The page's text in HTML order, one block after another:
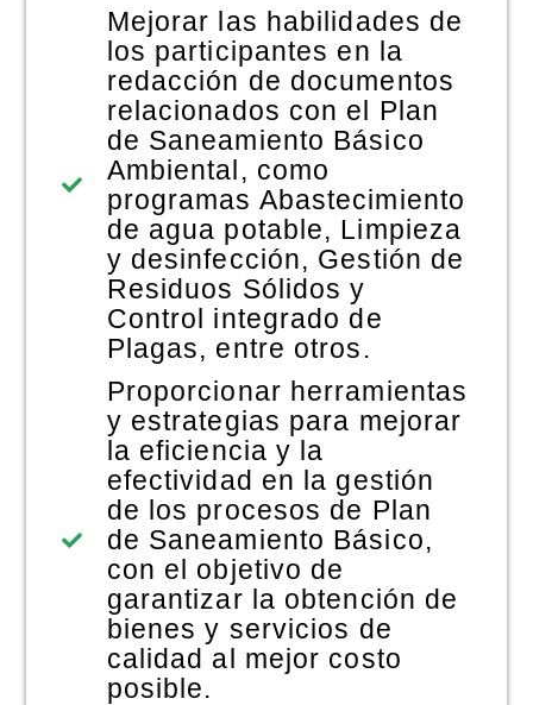
Mejorar las habilidades de
los participantes en la
redacción de documentos
relacionados con el Plan
de Saneamiento Básico
Ambiental, como
programas Abastecimiento
de agua potable, Limpieza
y desinfección, Gestión de
Residuos Sólidos y
Control integrado de
Plagas, entre otros.
Proporcionar herramientas
y estrategias para mejorar
la eficiencia y la
efectividad en la gestión
de los procesos de Plan
de Saneamiento Básico,
con el objetivo de
garantizar la obtención de
bienes y servicios de
calidad al mejor costo
posible.